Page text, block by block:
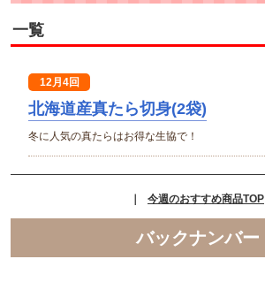
一覧
12月4回
北海道産真たら切身(2袋)
冬に人気の真たらはお得な生協で！
今週のおすすめ商品TOP
バックナンバー